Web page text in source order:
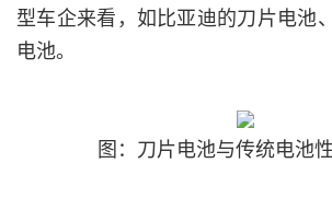
型车企来看，如比亚迪的刀片电池
电池。
图：刀片电池与传统电池